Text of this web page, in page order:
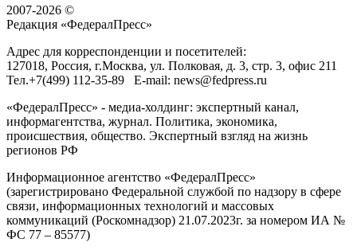
2007-2026 ©
Редакция «ФедералПресс»
Адрес для корреспонденции и посетителей:
127018, Россия, г.Москва, ул. Полковая, д. 3, стр. 3, офис 211
Тел.+7(499) 112-35-89 E-mail: news@fedpress.ru
«ФедералПресс» - медиа-холдинг: экспертный канал,
информагентства, журнал. Политика, экономика,
происшествия, общество. Экспертный взгляд на жизнь
регионов РФ
Информационное агентство «ФедералПресс»
(зарегистрировано Федеральной службой по надзору в сфере
связи, информационных технологий и массовых
коммуникаций (Роскомнадзор) 21.07.2023г. за номером ИА №
ФС 77 – 85577)